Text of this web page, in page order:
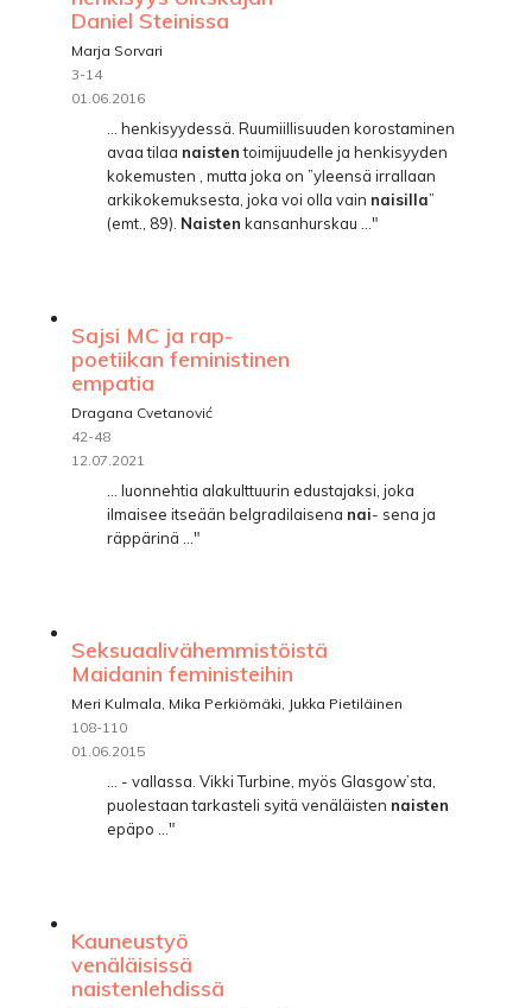
Daniel Steinissa
Marja Sorvari
3-14
01.06.2016
... henkisyydessä. Ruumiillisuuden korostaminen
avaa tilaa naistentoimijuudelle ja henkisyyden
kokemusten , mutta joka on ”yleensä irrallaan
arkikokemuksesta, joka voi olla vain naisilla”
(emt., 89). Naisten kansanhurskau ..."
Sajsi MC ja rap-
poetiikan feministinen
empatia
Dragana Cvetanović
42-48
12.07.2021
... luonnehtia alakulttuurin edustajaksi, joka
ilmaisee itseään belgradilaisena nai- sena ja
räppärinä ..."
Seksuaalivähemmistöistä
Maidanin feministeihin
Meri Kulmala, Mika Perkiömäki, Jukka Pietiläinen
108-110
01.06.2015
... - vallassa. Vikki Turbine, myös Glasgow’sta,
puolestaan tarkasteli syitä venäläisten naisten
epäpo ..."
Kauneustyö
venäläisissä
naistenlehdissä